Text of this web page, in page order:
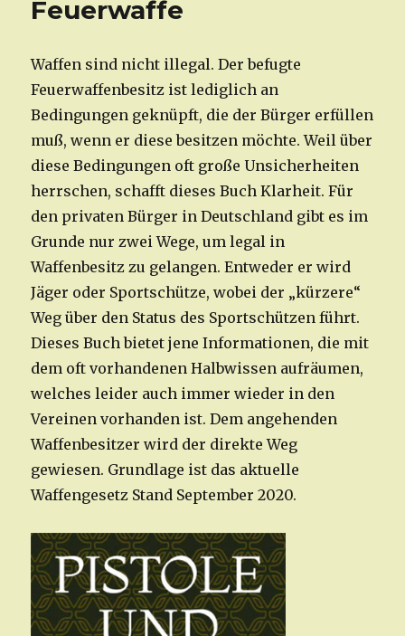
Feuerwaffe
Waffen sind nicht illegal. Der befugte
Feuerwaffenbesitz ist lediglich an
Bedingungen geknüpft, die der Bürger erfüllen
muß, wenn er diese besitzen möchte. Weil über
diese Bedingungen oft große Unsicherheiten
herrschen, schafft dieses Buch Klarheit. Für
den privaten Bürger in Deutschland gibt es im
Grunde nur zwei Wege, um legal in
Waffenbesitz zu gelangen. Entweder er wird
Jäger oder Sportschütze, wobei der „kürzere“
Weg über den Status des Sportschützen führt.
Dieses Buch bietet jene Informationen, die mit
dem oft vorhandenen Halbwissen aufräumen,
welches leider auch immer wieder in den
Vereinen vorhanden ist. Dem angehenden
Waffenbesitzer wird der direkte Weg
gewiesen. Grundlage ist das aktuelle
Waffengesetz Stand September 2020.